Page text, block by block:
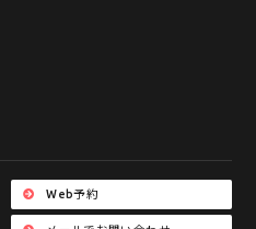
Web予約